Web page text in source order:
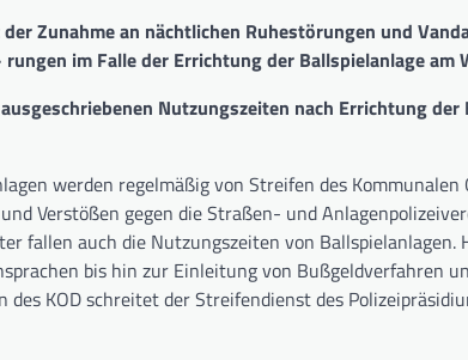
Zunahme an nächtlichen Ruhestörungen und
im Falle der Errichtung der Ballspielanlage am
Nutzungszeiten nach Errichtung
werden regelmäßig von Streifen des
Verstößen gegen die Straßen- und
fallen auch die Nutzungszeiten von
bis hin zur Einleitung von Bußgeldverfahren
KOD schreitet der Streifendienst des